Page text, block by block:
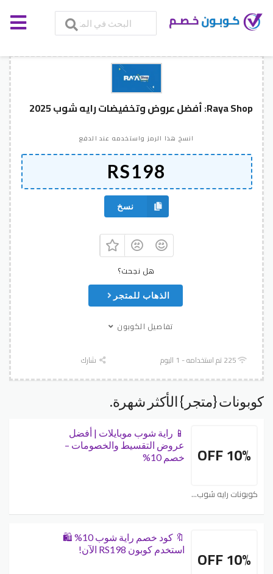
Raya Shop: أفضل عروض وتخفيضات رايه شوب 2025
انسخ هذا الرمز واستخدمه عند الدفع
نسخ
هل نجحت؟
الذهاب للمتجر
تفاصيل الكوبون
225 تم استخدامه - 1 اليوم شارك
كوبونات {متجر} الأكثر شهرة.
10% OFF
كوبونات رايه شوب - Raya Shop
📱 راية شوب موبايلات | أفضل
عروض التقسيط والخصومات –
خصم 10%
10% OFF
🔖 كود خصم راية شوب 10% 🛍️
استخدم كوبون RS198 الآن!